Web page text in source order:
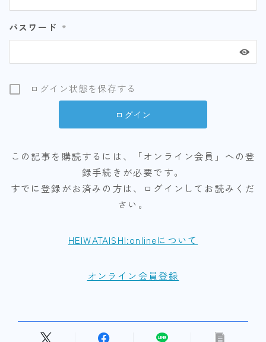
パスワード *
ログイン状態を保存する
この記事を購読するには、「オンライン会員」への登
録手続きが必要です。
すでに登録がお済みの方は、ログインしてお読みくだ
さい。
HEIWATAISHI:onlineについて
オンライン会員登録